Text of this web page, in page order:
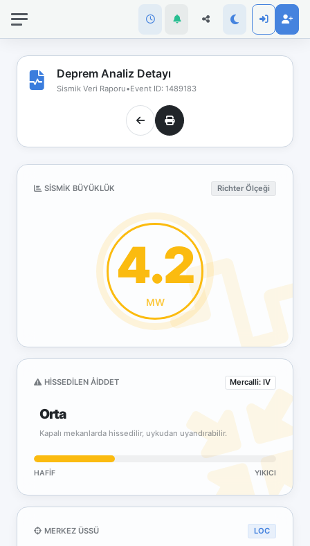
Deprem Analiz Detayı
Sismik Veri Raporu•Event ID: 1489183
SISMIK BÜYÜKLÜK Richter Ölçeği
4.2
MW
HISSEDILEN ÅIDDET Mercalli: IV
Orta
Kapalı mekanlarda hissedilir, uykudan uyandırabilir.
HAFIF YIKICI
MERKEZ ÜSSÜ LOC
bağlantınız
koptu!
Çevrimdışı
moddasınız.